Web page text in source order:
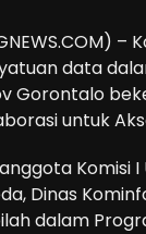
data
Gorontalo
untuk
Komisi
Dinas
dalam